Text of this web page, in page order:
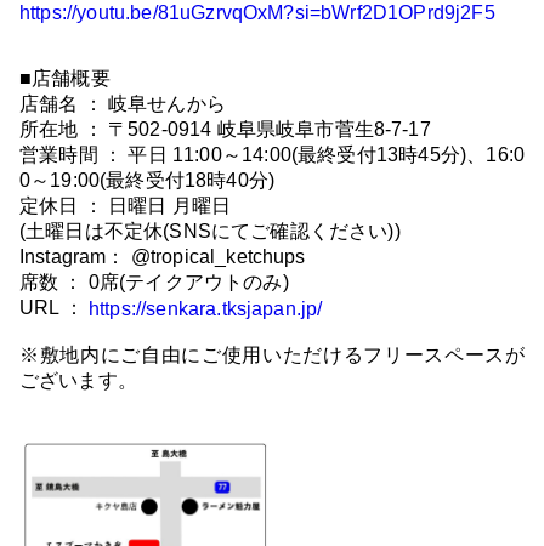
https://youtu.be/81uGzrvqOxM?si=bWrf2D1OPrd9j2F5
■店舗概要
店舗名 ： 岐阜せんから
所在地 ： 〒502-0914 岐阜県岐阜市菅生8-7-17
営業時間 ： 平日 11:00～14:00(最終受付13時45分)、16:0
0～19:00(最終受付18時40分)
定休日 ： 日曜日 月曜日
(土曜日は不定休(SNSにてご確認ください))
Instagram： @tropical_ketchups
席数 ： 0席(テイクアウトのみ)
URL ：
https://senkara.tksjapan.jp/
※敷地内にご自由にご使用いただけるフリースペースが
ございます。